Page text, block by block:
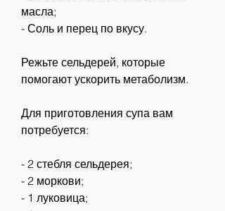
масла;
- Соль и перец по вкусу.
Режьте сельдерей, которые
помогают ускорить метаболизм.
Для приготовления супа вам
потребуется:
- 2 стебля сельдерея;
- 2 моркови;
- 1 луковица;